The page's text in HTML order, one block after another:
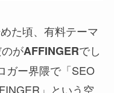
た頃、有料テーマ
がAFFINGERでし
ガー界隈で「SEO
」という空